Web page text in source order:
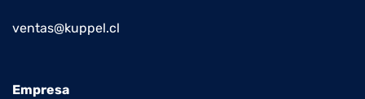
ventas@kuppel.cl
Empresa